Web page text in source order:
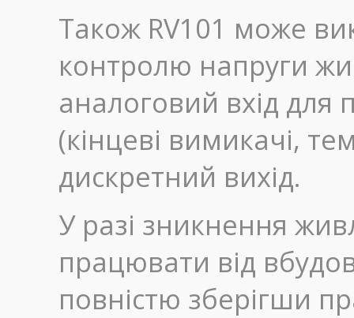
Також RV101 може
контролю напруги
аналоговий вхід для
(кінцеві вимикачі,
дискретний вихід.
У разі зникнення
працювати від
повністю зберігши